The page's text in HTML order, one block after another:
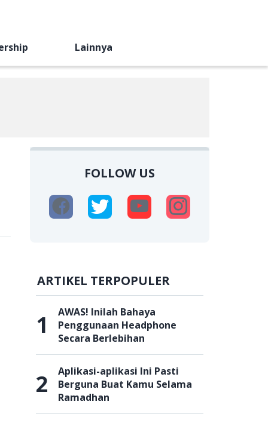
Lainnya
FOLLOW US
ARTIKEL TERPOPULER
1
AWAS! Inilah Bahaya
Penggunaan Headphone
Secara Berlebihan
2
Aplikasi-aplikasi Ini Pasti
Berguna Buat Kamu Selama
Ramadhan